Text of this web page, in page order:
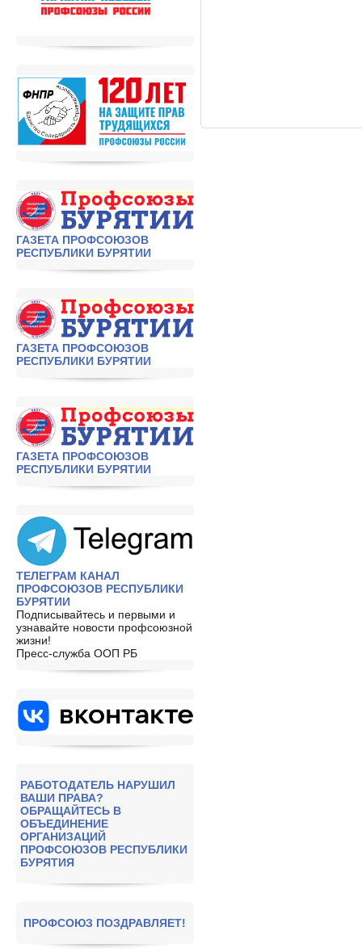
ГАЗЕТА ПРОФСОЮЗОВ
РЕСПУБЛИКИ БУРЯТИИ
ГАЗЕТА ПРОФСОЮЗОВ
РЕСПУБЛИКИ БУРЯТИИ
ГАЗЕТА ПРОФСОЮЗОВ
РЕСПУБЛИКИ БУРЯТИИ
ТЕЛЕГРАМ КАНАЛ
ПРОФСОЮЗОВ РЕСПУБЛИКИ
БУРЯТИИ
Подписывайтесь и первыми и
узнавайте новости профсоюзной
жизни!
Пресс-служба ООП РБ
РАБОТОДАТЕЛЬ НАРУШИЛ
ВАШИ ПРАВА?
ОБРАЩАЙТЕСЬ В
ОБЪЕДИНЕНИЕ
ОРГАНИЗАЦИЙ
ПРОФСОЮЗОВ РЕСПУБЛИКИ
БУРЯТИЯ
ПРОФСОЮЗ ПОЗДРАВЛЯЕТ!